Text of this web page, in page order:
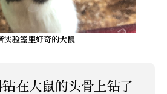
实验室里好奇的大鼠
在大鼠的头骨上钻了